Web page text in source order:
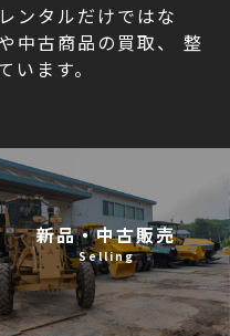
ンタルだけではな
中古商品の買取、
整
ます。
新品・中古販売
Selling